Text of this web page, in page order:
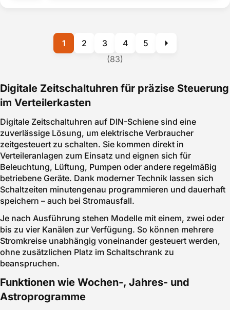
(83)
1 2 3 4 5
Digitale Zeitschaltuhren für präzise Steuerung
im Verteilerkasten
Digitale Zeitschaltuhren auf DIN-Schiene sind eine
zuverlässige Lösung, um elektrische Verbraucher
zeitgesteuert zu schalten. Sie kommen direkt in
Verteileranlagen zum Einsatz und eignen sich für
Beleuchtung, Lüftung, Pumpen oder andere regelmäßig
betriebene Geräte. Dank moderner Technik lassen sich
Schaltzeiten minutengenau programmieren und dauerhaft
speichern – auch bei Stromausfall.
Je nach Ausführung stehen Modelle mit einem, zwei oder
bis zu vier Kanälen zur Verfügung. So können mehrere
Stromkreise unabhängig voneinander gesteuert werden,
ohne zusätzlichen Platz im Schaltschrank zu
beanspruchen.
Funktionen wie Wochen-, Jahres- und
Astroprogramme